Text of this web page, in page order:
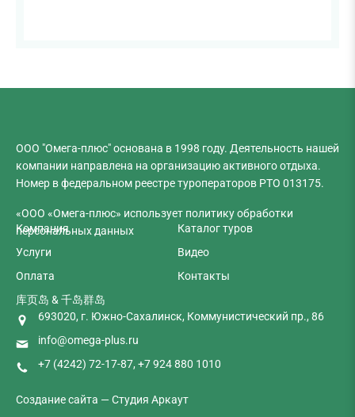
ООО "Омега-плюс" основана в 1998 году. Деятельность нашей
компании направлена на организацию активного отдыха.
Номер вфедеральном реестре туроператоров РТО 013175.
«ООО «Омега-плюс» использует политику обработки
персональных данных
Компания
Каталог туров
Услуги
Видео
Оплата
Контакты
库页岛 & 千岛群岛
693020, г. Южно-Сахалинск, Коммунистический пр., 86
info@omega-plus.ru
+7 (4242) 72-17-87, +7 924 880 1010
Создание сайта —Студия Аркаут